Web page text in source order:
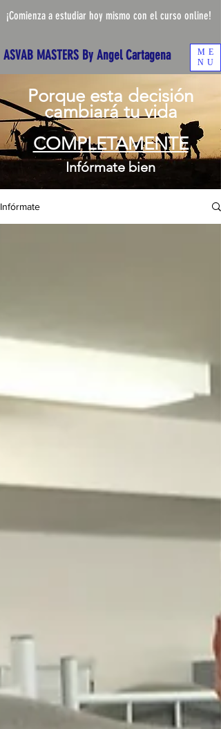
ASVAB MASTERS By Angel Cartagena
ME
NU
¡Comienza a estudiar hoy mismo con el curso online!
Porque esta decisión
cambiará tu vida
COMPLETAMENTE
Infórmate bien
Infórmate